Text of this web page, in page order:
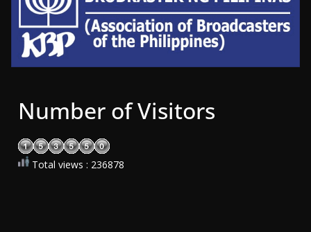
Number of Visitors
Total views : 236878